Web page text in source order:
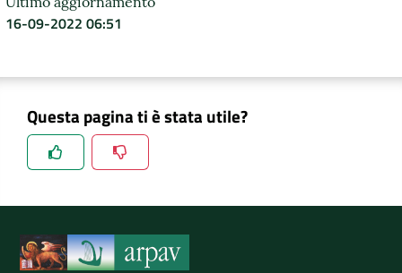
DATI
Seguici
16-09-2022 06:51
Questa pagina ti è stata utile?
Spiegaci perchè, e aiutaci a migliorare il servizio